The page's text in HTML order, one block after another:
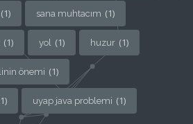
(1) sana muhtacım (1)
(1) yol (1) huzur (1)
önemi (1)
uyap java problemi (1)